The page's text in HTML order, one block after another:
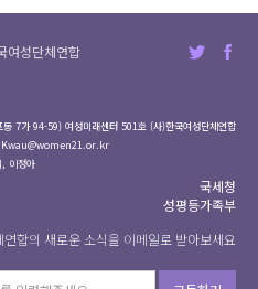
여성단체연합
7가 94-59) 여성미래센터 501호 (사)한국여성단체연합
Kwau@women21.or.kr
이정아
국세청
성평등가족부
합의 새로운 소식을 이메일로 받아보세요